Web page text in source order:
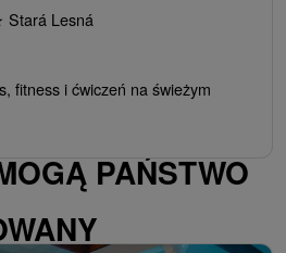
Stará Lesná
fitness i ćwiczeń na świeżym
PAŃSTWO